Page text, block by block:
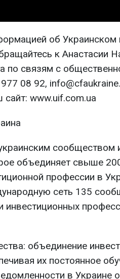
об Украинском
к Анастасии
по связям с
08 92,
www.uif.com.ua
сообществом
объединяет свыше
профессии в
сеть 135
инвестиционных
объединение
их постоянное
в Украине